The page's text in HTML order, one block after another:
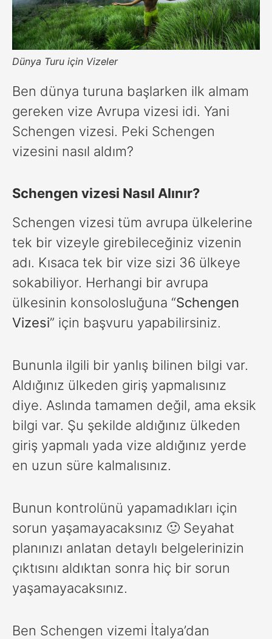
Dünya Turu için Vizeler
Ben dünya turuna başlarken ilk almam
gereken vize Avrupa vizesi idi. Yani
Schengen vizesi. Peki Schengen
vizesini nasıl aldım?
Schengen vizesi Nasıl Alınır?
Schengen vizesi tüm avrupa ülkelerine
tek bir vizeyle girebileceğiniz vizenin
adı. Kısaca tek bir vize sizi 36 ülkeye
sokabiliyor. Herhangi bir avrupa
ülkesinin konsolosluğuna “Schengen
Vizesi” için başvuru yapabilirsiniz.
Bununla ilgili bir yanlış bilinen bilgi var.
Aldığınız ülkeden giriş yapmalısınız
diye. Aslında tamamen değil, ama eksik
bilgi var. Şu şekilde aldığınız ülkeden
giriş yapmalı yada vize aldığınız yerde
en uzun süre kalmalısınız.
Bunun kontrolünü yapamadıkları için
sorun yaşamayacaksınız 🙂 Seyahat
planınızı anlatan detaylı belgelerinizin
çıktısını aldıktan sonra hiç bir sorun
yaşamayacaksınız.
Ben Schengen vizemi İtalya’dan